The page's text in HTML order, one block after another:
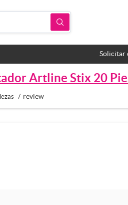
Solicitar
Artline Stix 20
/ review